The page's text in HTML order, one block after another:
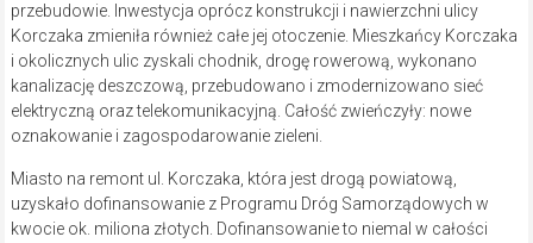
przebudowie. Inwestycja oprócz konstrukcji i nawierzchni ulicy
Korczaka zmieniła również całe jej otoczenie. Mieszkańcy Korczaka
i okolicznych ulic zyskali chodnik, drogę rowerową, wykonano
kanalizację deszczową, przebudowano i zmodernizowano sieć
elektryczną oraz telekomunikacyjną. Całość zwieńczyły: nowe
oznakowanie i zagospodarowanie zieleni.
Miasto na remont ul. Korczaka, która jest drogą powiatową,
uzyskało dofinansowanie z Programu Dróg Samorządowych w
kwocie ok. miliona złotych. Dofinansowanie to niemal w całości